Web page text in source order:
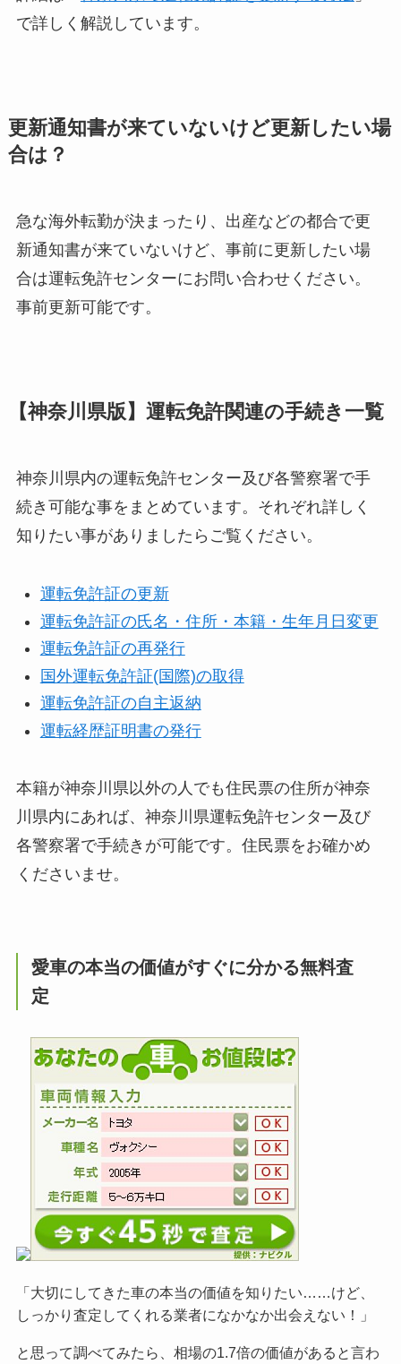
で詳しく解説しています。
更新通知書が来ていないけど更新したい場
合は？
急な海外転勤が決まったり、出産などの都合で更
新通知書が来ていないけど、事前に更新したい場
合は運転免許センターにお問い合わせください。
事前更新可能です。
【神奈川県版】運転免許関連の手続き一覧
神奈川県内の運転免許センター及び各警察署で手
続き可能な事をまとめています。それぞれ詳しく
知りたい事がありましたらご覧ください。
運転免許証の更新
運転免許証の氏名・住所・本籍・生年月日変更
運転免許証の再発行
国外運転免許証(国際)の取得
運転免許証の自主返納
運転経歴証明書の発行
本籍が神奈川県以外の人でも住民票の住所が神奈
川県内にあれば、神奈川県運転免許センター及び
各警察署で手続きが可能です。住民票をお確かめ
くださいませ。
愛車の本当の価値がすぐに分かる無料査
定
「大切にしてきた車の本当の価値を知りたい……けど、
しっかり査定してくれる業者になかなか出会えない！」
と思って調べてみたら、相場の1.7倍の価値があると言わ